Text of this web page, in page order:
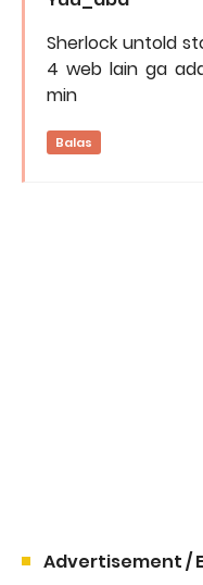
Sherlock untold
4 web lain ga
min
Balas
Advertisement /